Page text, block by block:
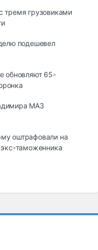
тремя грузовиками
подешевел
обновляют 65-
МАЗ
оштрафовали на
экс-таможенника